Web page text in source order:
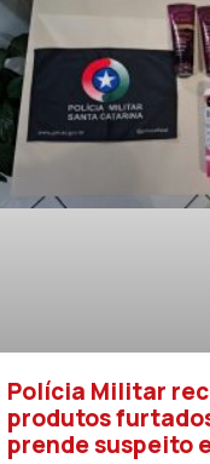
Polícia Militar
produtos
prende suspeito